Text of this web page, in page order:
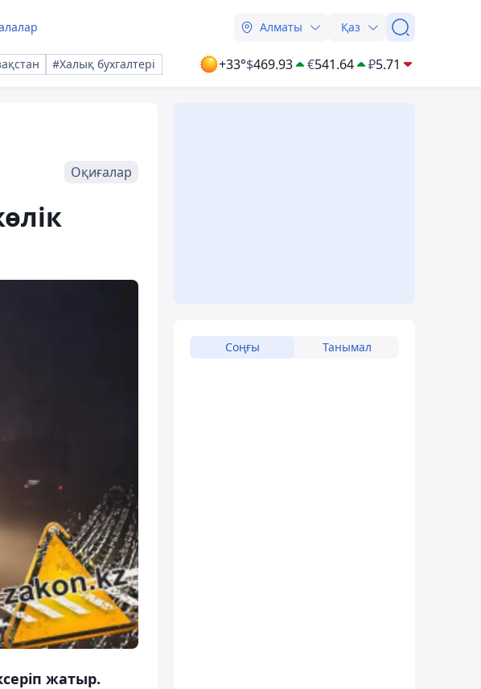
Алматы Қаз
#Халық бухгалтері +33°$469.93 €541.64 ₽5.71
Оқиғалар
жатыр.
Соңғы Танымал